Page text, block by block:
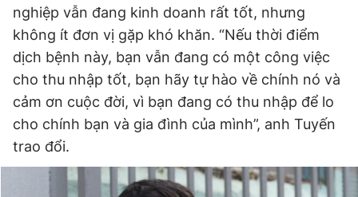
nghiệp vẫn đang kinh doanh rất tốt, nhưng
không ít đơn vị gặp khó khăn. “Nếu thời điểm
dịch bệnh này, bạn vẫn đang có một công việc
cho thu nhập tốt, bạn hãy tự hào về chính nó và
cảm ơn cuộc đời, vì bạn đang có thu nhập để lo
cho chính bạn và gia đình của mình”, anh Tuyến
trao đổi.